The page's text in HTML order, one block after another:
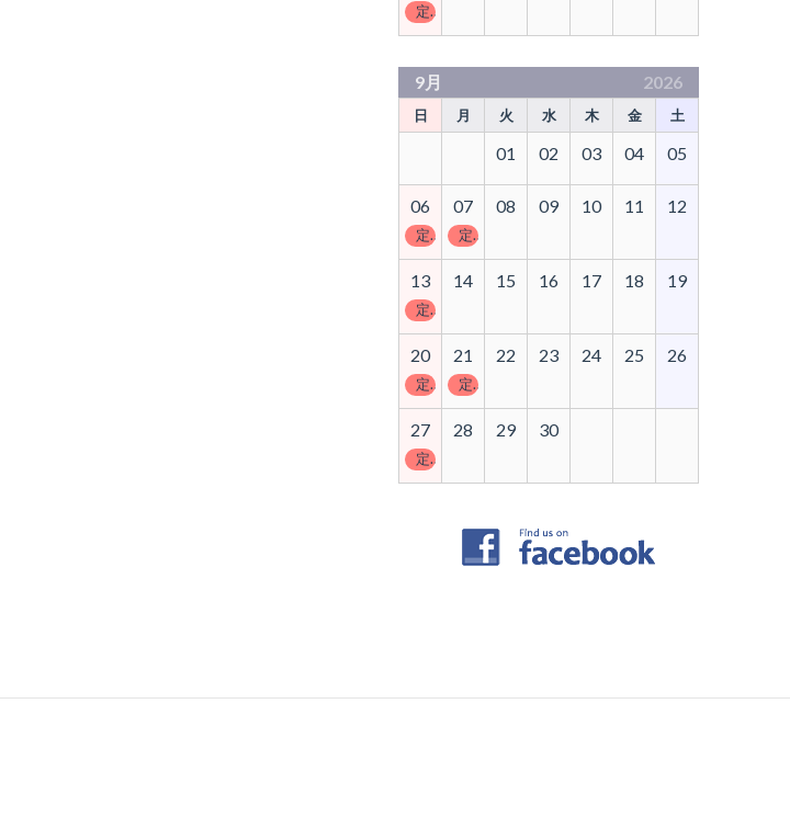
定休日
9月 2026
日 月 火 水 木 金 土
01 02 03 04 05
06
定休日
07
定休日
08 09 10 11 12
13
定休日
14 15 16 17 18 19
20
定休日
21
定休日
22 23 24 25 26
27
定休日
28 29 30